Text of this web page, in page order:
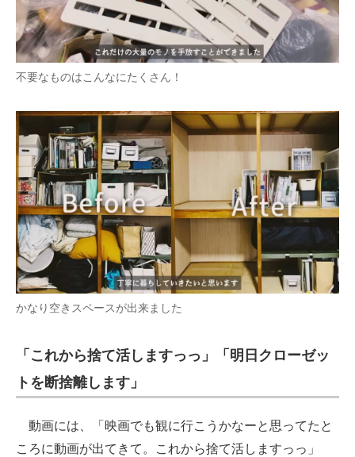
不要なものはこんなにたくさん！
かなり空きスペースが出来ました
「これから捨て活しますっっ」「明日クローゼッ
トを断捨離します」
動画には、「映画でも観に行こうかなーと思ってたと
ころに動画が出てきて。これから捨て活しますっっ」